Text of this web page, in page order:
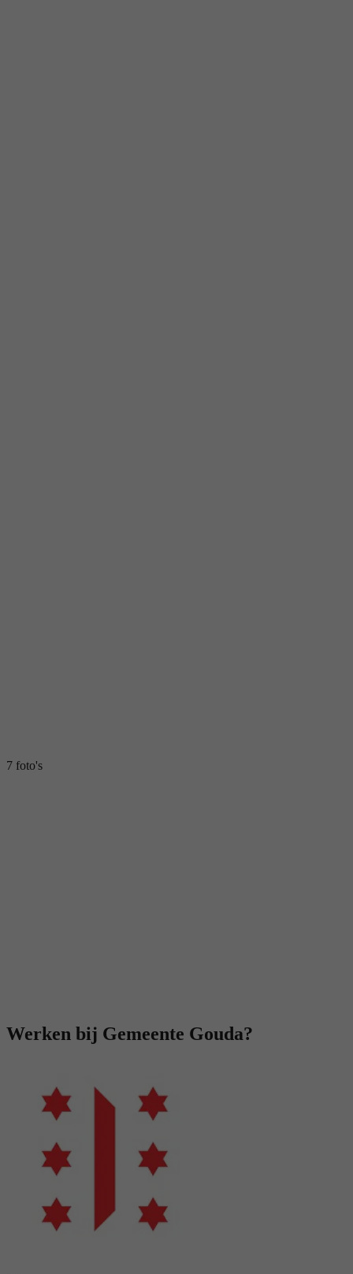
7 foto's
Werken bij Gemeente Gouda?